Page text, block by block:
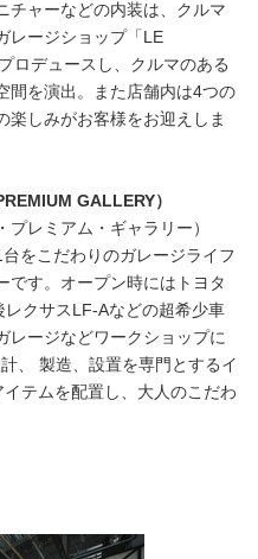
チャーなどの内装は、クルマ
レージショップ「LE
ロデュースし、クルマのある
間を演出。また店舗内は4つの
楽しみがお客様をお迎えしま
GALLERY）
レミアム・ギャラリー）
をこだわりのガレージライフ
です。オープン時にはトヨタ
クサスLF-Aなどの超希少車
レージなどワークショップに
、 製造、設置を専門とするイ
テムを配置し、大人のこだわ